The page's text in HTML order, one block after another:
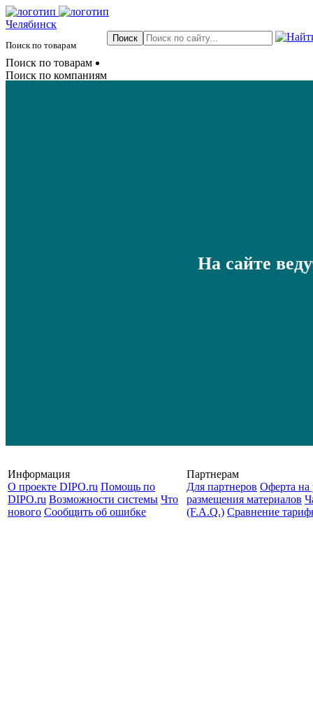
Челябинск
Поиск по товарам
Поиск по товарам
Поиск по компаниям
На сайте
Информация
О проекте DIPO.ru Помощь по
DIPO.ru Возможности системы Что
нового Сообщить об ошибке
Партнерам
Для партнеров Оферта на
размещения материалов
(F.A.Q.) Cравнение